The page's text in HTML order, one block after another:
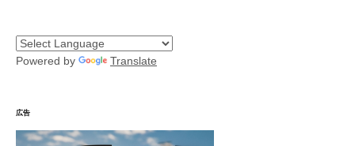
Powered by Translate
広告